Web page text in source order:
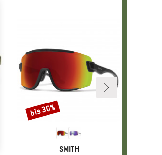
MARKE
SMITH
Rabatt
bis 30%